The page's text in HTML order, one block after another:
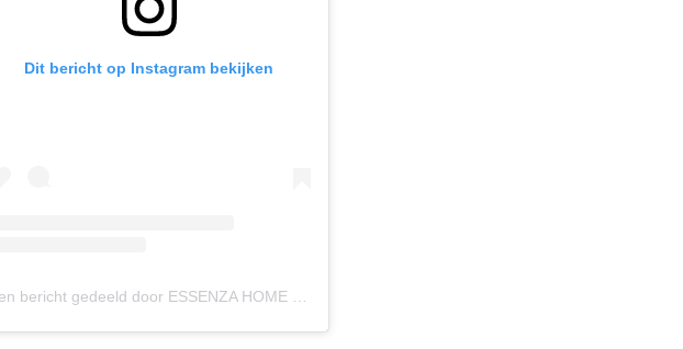
Dit bericht op Instagram bekijken